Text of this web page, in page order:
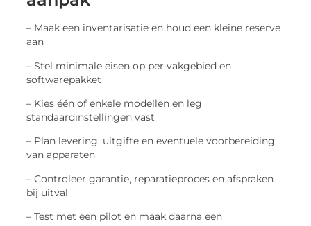
– Maak een inventarisatie en houd een kleine reserve
aan
– Stel minimale eisen op per vakgebied en
softwarepakket
– Kies één of enkele modellen en leg
standaardinstellingen vast
– Plan levering, uitgifte en eventuele voorbereiding
van apparaten
– Controleer garantie, reparatieproces en afspraken
bij uitval
– Test met een pilot en maak daarna een